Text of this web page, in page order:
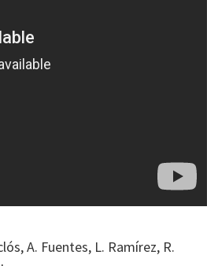
A. Fuentes, L. Ramírez, R.